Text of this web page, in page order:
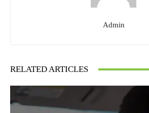
Admin
RELATED ARTICLES